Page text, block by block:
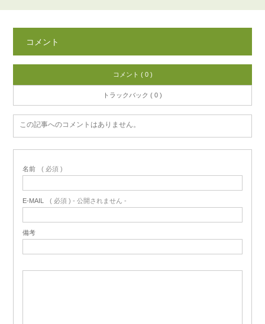
コメント
コメント ( 0 )
トラックバック ( 0 )
この記事へのコメントはありません。
名前 ( 必須 )
E-MAIL ( 必須 ) - 公開されません -
備考